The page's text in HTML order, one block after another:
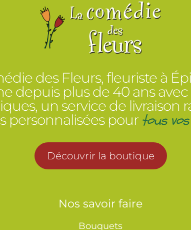
des Fleurs, fleuriste à
depuis plus de 40 ans
un service de livraison
personnalisées pour tous vos
Découvrir la boutique
Nos savoir faire
Bouquets